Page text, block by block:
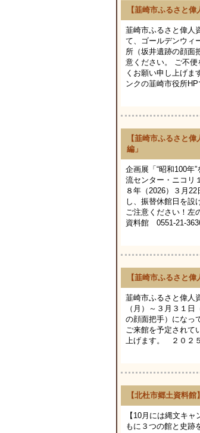
【韮崎市ふるさと
韮崎市ふるさと偉人
て、ゴールデンウィ
所（坂井遺跡の顔面
意ください。 ご不
くお願い申し上げ
ンクの韮崎市役所
【韮崎市ふるさと
編」
企画展「“昭和100
流センター・ニコ
８年（2026）３
し、振替休館日を
ご注意ください！左
資料館 0551-21-
【韮崎市ふるさと
韮崎市ふるさと偉人
（月）～３月３１
の顔面把手）になっ
ご来館を予定されて
上げます。 ２０２
【北杜市郷土資料
【10月には縄文キ
もに３つの館と史跡